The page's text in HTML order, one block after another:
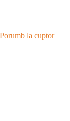
Porumb la cuptor